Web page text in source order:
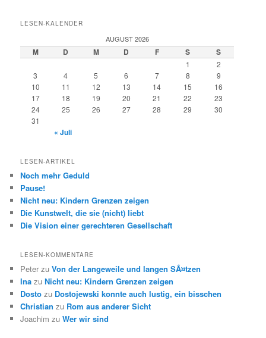
LESEN-KALENDER
AUGUST 2026
M D M D F S S
1
2
3
4 5 6 7 8
9
10
11 12 13 14 15
16
17
18 19 20 21 22
23
24
25 26 27 28 29
30
31
« Juli
LESEN-ARTIKEL
Noch mehr Geduld
Pause!
Nicht neu: Kindern Grenzen zeigen
Die Kunstwelt, die sie (nicht) liebt
Die Vision einer gerechteren Gesellschaft
LESEN-KOMMENTARE
Peter zuVon der Langeweile und langen SÃ¤tzen
Ina zuNicht neu: Kindern Grenzen zeigen
Dosto zu Dostojewski konnte auch lustig, ein bisschen
Christian zu Rom aus anderer Sicht
Joachim zuWer wir sind